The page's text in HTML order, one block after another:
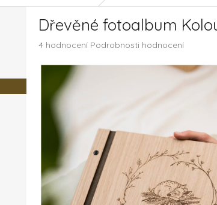
Dřevěné fotoalbum
Průměrné
produktu
hvězdiček.
4 hodnocení Podrobnosti hodnocení